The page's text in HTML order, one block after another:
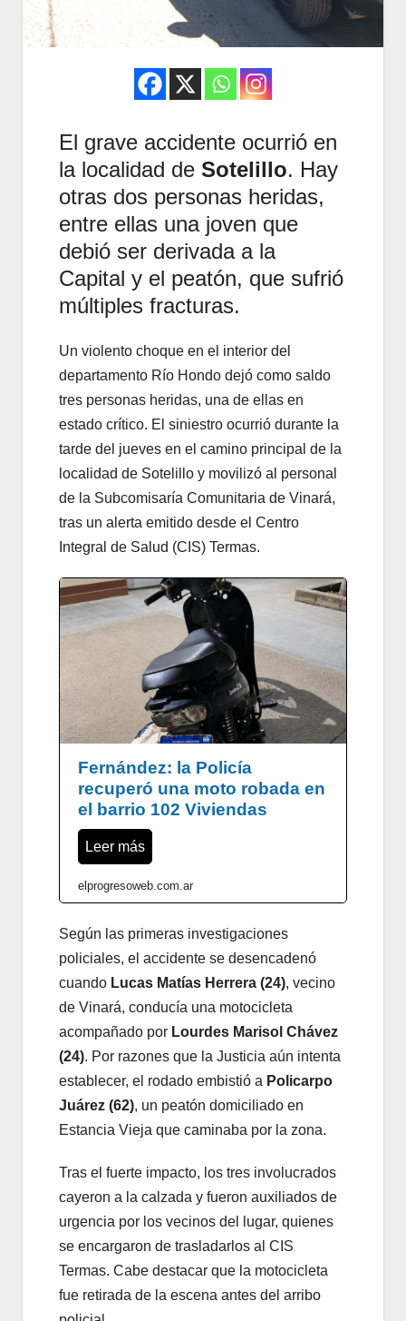
El grave accidente ocurrió en
la localidad de Sotelillo. Hay
otras dos personas heridas,
entre ellas una joven que
debió ser derivada a la
Capital y el peatón, que sufrió
múltiples fracturas.
Un violento choque en el interior del
departamento Río Hondo dejó como saldo
tres personas heridas, una de ellas en
estado crítico. El siniestro ocurrió durante la
tarde del jueves en el camino principal de la
localidad de Sotelillo y movilizó al personal
de la Subcomisaría Comunitaria de Vinará,
tras un alerta emitido desde el Centro
Integral de Salud (CIS) Termas.
Fernández: la Policía
recuperó una moto robada en
el barrio 102 Viviendas
Leer más
elprogresoweb.com.ar
Según las primeras investigaciones
policiales, el accidente se desencadenó
cuando Lucas Matías Herrera (24), vecino
de Vinará, conducía una motocicleta
acompañado por Lourdes Marisol Chávez
(24). Por razones que la Justicia aún intenta
establecer, el rodado embistió a Policarpo
Juárez (62), un peatón domiciliado en
Estancia Vieja que caminaba por la zona.
Tras el fuerte impacto, los tres involucrados
cayeron a la calzada y fueron auxiliados de
urgencia por los vecinos del lugar, quienes
se encargaron de trasladarlos al CIS
Termas. Cabe destacar que la motocicleta
fue retirada de la escena antes del arribo